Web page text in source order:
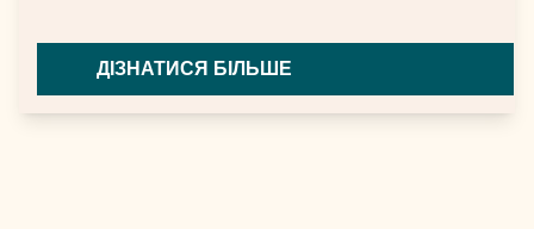
ДІЗНАТИСЯ БІЛЬШЕ